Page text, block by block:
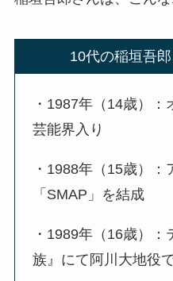
10代の稲垣吾
・1987年（14歳）
芸能界入り
・1988年（15歳）
「SMAP」を結成
・1989年（16歳）
族』にて阿川大地役